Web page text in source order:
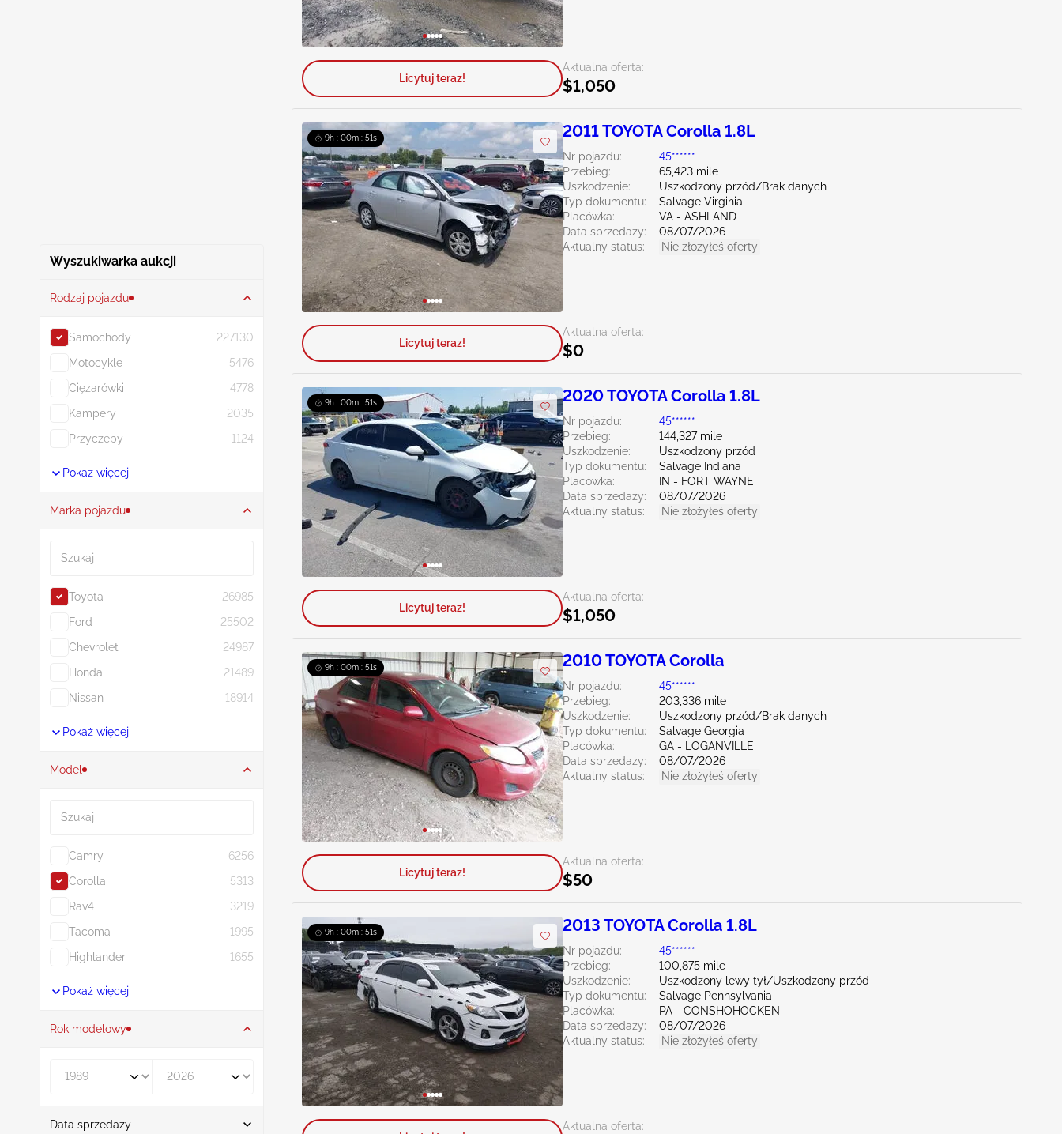
Wyszukiwarka aukcji
Rodzaj pojazdu
Samochody
227130
Motocykle
5476
Ciężarówki
4778
Kampery
2035
Przyczepy
1124
Pokaż więcej
Marka pojazdu
Toyota
26985
Ford
25502
Chevrolet
24987
Honda
21489
Nissan
18914
Pokaż więcej
Model
Camry
6256
Corolla
5313
Rav4
3219
Tacoma
1995
Highlander
1655
Pokaż więcej
Rok modelowy
Data sprzedaży
Aktualna oferta:
$1,050
Licytuj teraz!
9h : 00m : 50s 2011 TOYOTA Corolla 1.8L
Nr pojazdu:
45******
Przebieg:
65,423 mile
Uszkodzenie:
Uszkodzony przód/Brak danych
Typ dokumentu:
Salvage Virginia
Placówka:
VA - ASHLAND
Data sprzedaży:
08/07/2026
Aktualny status:
Nie złożyłeś oferty
Aktualna oferta:
$0
Licytuj teraz!
9h : 00m : 50s 2020 TOYOTA Corolla 1.8L
Nr pojazdu:
45******
Przebieg:
144,327 mile
Uszkodzenie:
Uszkodzony przód
Typ dokumentu:
Salvage Indiana
Placówka:
IN - FORT WAYNE
Data sprzedaży:
08/07/2026
Aktualny status:
Nie złożyłeś oferty
Aktualna oferta:
$1,050
Licytuj teraz!
9h : 00m : 50s 2010 TOYOTA Corolla
Nr pojazdu:
45******
Przebieg:
203,336 mile
Uszkodzenie:
Uszkodzony przód/Brak danych
Typ dokumentu:
Salvage Georgia
Placówka:
GA - LOGANVILLE
Data sprzedaży:
08/07/2026
Aktualny status:
Nie złożyłeś oferty
Aktualna oferta:
$50
Licytuj teraz!
9h : 00m : 50s 2013 TOYOTA Corolla 1.8L
Nr pojazdu:
45******
Przebieg:
100,875 mile
Uszkodzenie:
Uszkodzony lewy tył/Uszkodzony przód
Typ dokumentu:
Salvage Pennsylvania
Placówka:
PA - CONSHOHOCKEN
Data sprzedaży:
08/07/2026
Aktualny status:
Nie złożyłeś oferty
Aktualna oferta: